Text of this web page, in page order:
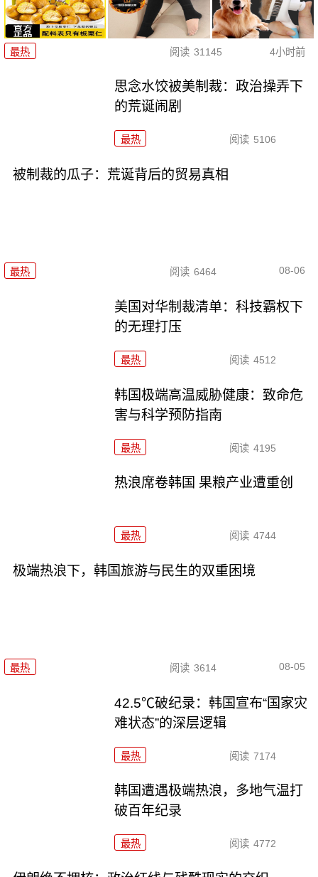
最热 阅读 31145 4小时前
思念水饺被美制裁：政治操弄下
的荒诞闹剧
最热 阅读 5106
被制裁的瓜子：荒诞背后的贸易真相
最热 阅读 6464 08-06
美国对华制裁清单：科技霸权下
的无理打压
最热 阅读 4512
韩国极端高温威胁健康：致命危
害与科学预防指南
最热 阅读 4195
热浪席卷韩国 果粮产业遭重创
最热 阅读 4744
极端热浪下，韩国旅游与民生的双重困境
最热 阅读 3614 08-05
42.5℃破纪录：韩国宣布“国家灾
难状态”的深层逻辑
最热 阅读 7174
韩国遭遇极端热浪，多地气温打
破百年纪录
最热 阅读 4772